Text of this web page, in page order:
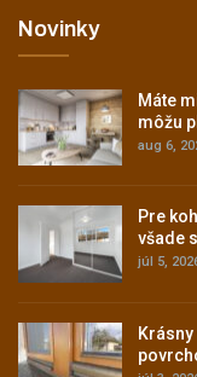
Novinky
Máte
môžu
aug 6,
Pre
všade
júl 5,